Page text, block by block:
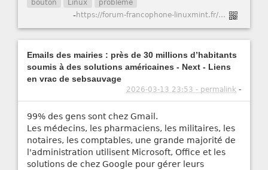
bouton Linux problème
- https://forum-francophone-linuxmint.fr/viewtopic.php?t=21751
Emails des mairies : près de 30 millions d’habitants
soumis à des solutions américaines - Next - Liens
en vrac de sebsauvage
2026-03-13 23:53 - permalink -
99% des gens sont chez Gmail.
Les médecins, les pharmaciens, les militaires, les
notaires, les comptables, une grande majorité de
l'administration utilisent Microsoft, Office et les
solutions de chez Google pour gérer leurs